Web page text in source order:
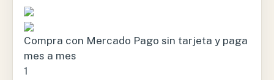
Compra con Mercado Pago sin tarjeta y paga
mes a mes
1